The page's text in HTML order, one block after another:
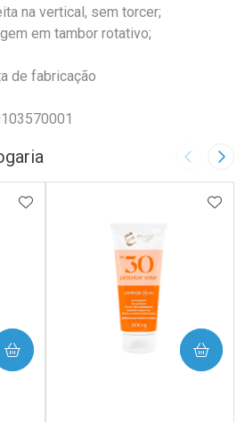
na vertical, sem torcer;
em tambor rotativo;
de fabricação
Imagem
ADICIONAR AOS FAVORITOS
COMPRAR